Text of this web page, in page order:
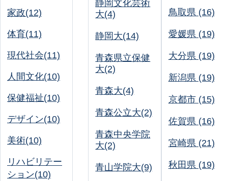
家政(12)
体育(11)
現代社会(11)
人間文化(10)
保健福祉(10)
デザイン(10)
美術(10)
リハビリテー
ション(10)
静岡文化芸術
大(4)
静岡大(14)
青森県立保健
大(2)
青森大(4)
青森公立大(2)
青森中央学院
大(2)
青山学院大(9)
鳥取県 (16)
愛媛県 (19)
大分県 (19)
新潟県 (19)
京都市 (15)
佐賀県 (16)
宮崎県 (21)
秋田県 (19)